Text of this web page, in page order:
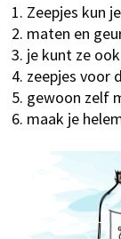
Zeepjes kun
maten en
je kunt ze
zeepjes voor
gewoon zelf
maak je